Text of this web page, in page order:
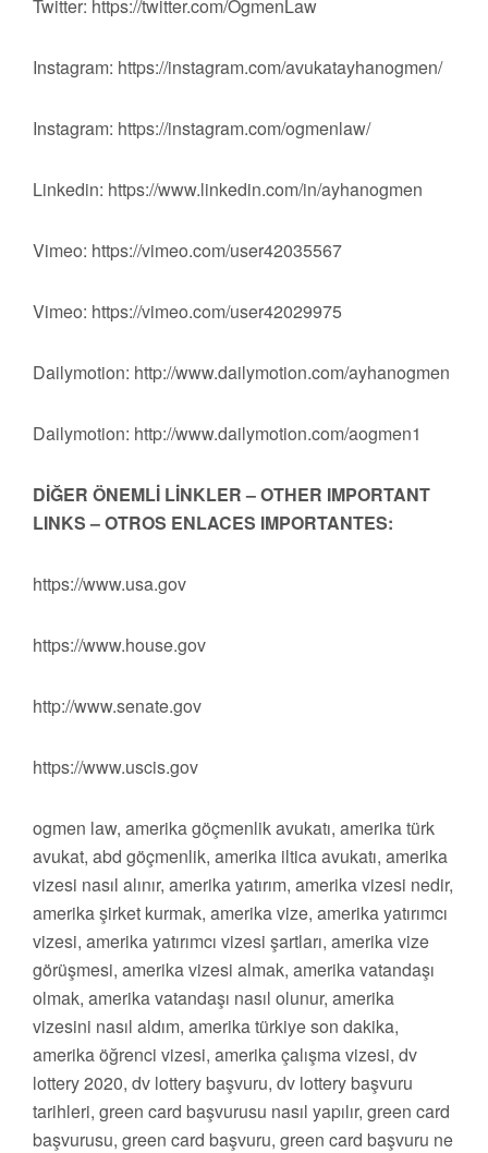
Twitter: https://twitter.com/OgmenLaw
Instagram: https://instagram.com/avukatayhanogmen/
Instagram: https://instagram.com/ogmenlaw/
Linkedin: https://www.linkedin.com/in/ayhanogmen
Vimeo: https://vimeo.com/user42035567
Vimeo: https://vimeo.com/user42029975
Dailymotion: http://www.dailymotion.com/ayhanogmen
Dailymotion: http://www.dailymotion.com/aogmen1
DİĞER ÖNEMLİ LİNKLER – OTHER IMPORTANT
LINKS – OTROS ENLACES IMPORTANTES:
https://www.usa.gov
https://www.house.gov
http://www.senate.gov
https://www.uscis.gov
ogmen law, amerika göçmenlik avukatı, amerika türk
avukat, abd göçmenlik, amerika iltica avukatı, amerika
vizesi nasıl alınır, amerika yatırım, amerika vizesi nedir,
amerika şirket kurmak, amerika vize, amerika yatırımcı
vizesi, amerika yatırımcı vizesi şartları, amerika vize
görüşmesi, amerika vizesi almak, amerika vatandaşı
olmak, amerika vatandaşı nasıl olunur, amerika
vizesini nasıl aldım, amerika türkiye son dakika,
amerika öğrenci vizesi, amerika çalışma vizesi, dv
lottery 2020, dv lottery başvuru, dv lottery başvuru
tarihleri, green card başvurusu nasıl yapılır, green card
başvurusu, green card başvuru, green card başvuru ne